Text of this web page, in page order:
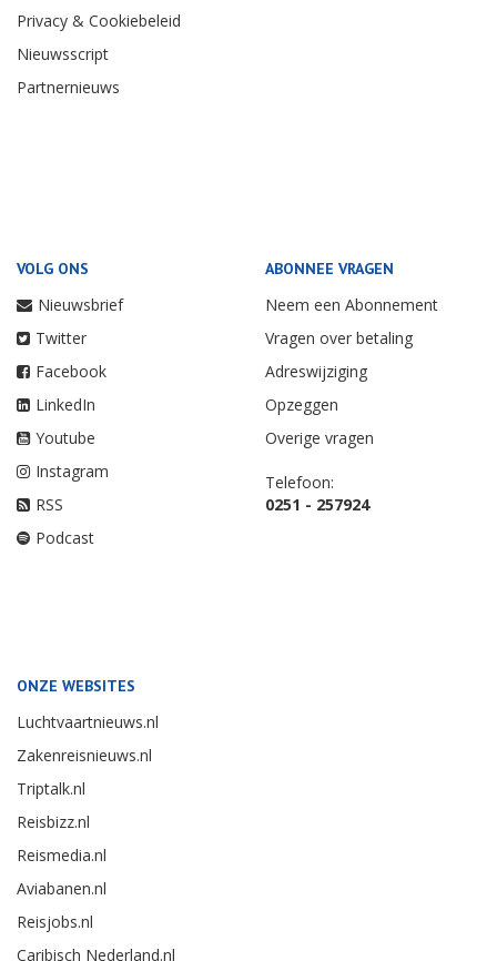
Privacy & Cookiebeleid
Nieuwsscript
Partnernieuws
VOLG ONS
Nieuwsbrief
Twitter
Facebook
LinkedIn
Youtube
Instagram
RSS
Podcast
ABONNEE VRAGEN
Neem een Abonnement
Vragen over betaling
Adreswijziging
Opzeggen
Overige vragen
Telefoon:
0251 - 257924
ONZE WEBSITES
Luchtvaartnieuws.nl
Zakenreisnieuws.nl
Triptalk.nl
Reisbizz.nl
Reismedia.nl
Aviabanen.nl
Reisjobs.nl
Caribisch Nederland.nl